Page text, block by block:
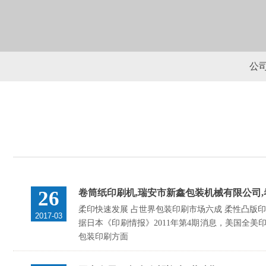
公
26
2017-03
卷筒纸印刷机,瑞安市新鑫包装机械有限公
柔印快速发展 占世界包装印刷市场六成 柔性凸版
据日本《印刷情报》2011年第4期消息，美国全美
包装印刷方面